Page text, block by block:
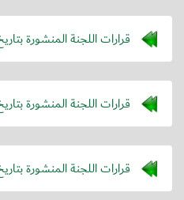
قرارات اللجنة المنشورة
قرارات اللجنة المنشورة
قرارات اللجنة المنشورة